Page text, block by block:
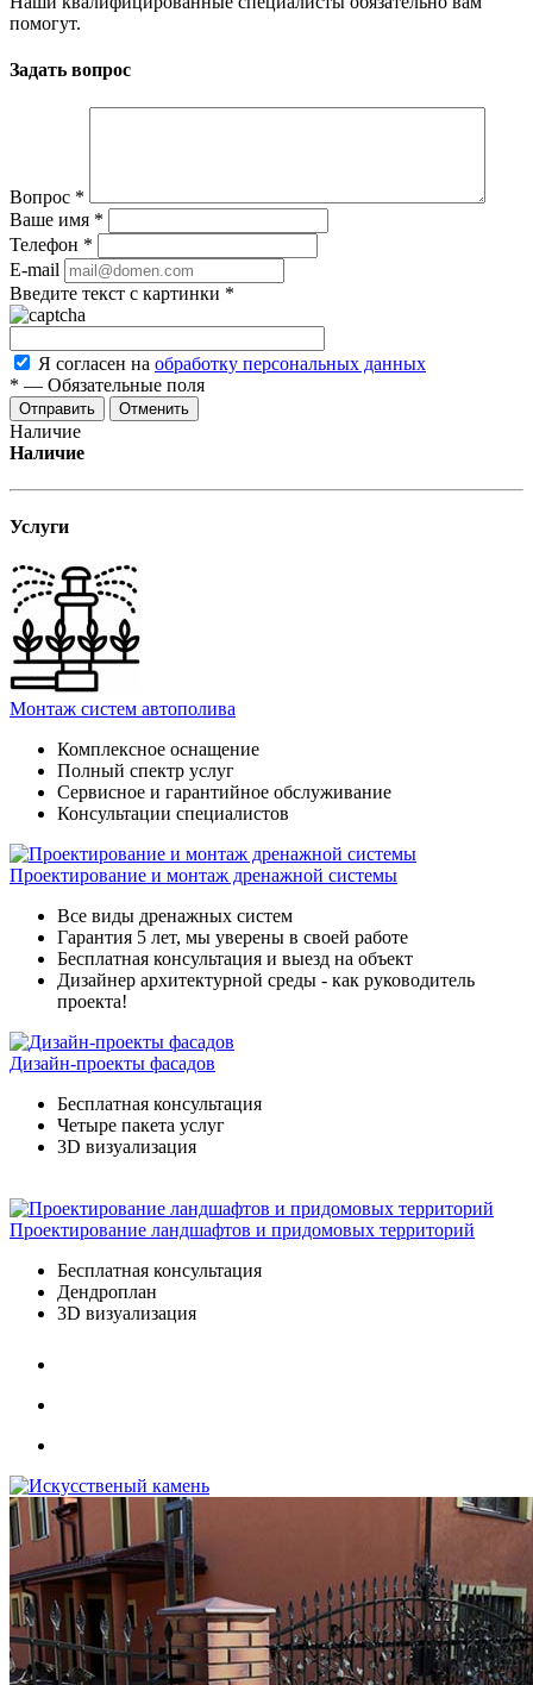
помогут.
Задать вопрос
Вопрос *
Ваше имя *
Телефон *
E-mail
Введите текст с картинки *
Я согласен на обработку персональных данных
* — Обязательные поля
Отменить
Наличие
Наличие
Услуги
Монтаж систем автополива
Комплексное оснащение
Полный спектр услуг
Сервисное и гарантийное обслуживание
Консультации специалистов
Проектирование и монтаж дренажной системы
Все виды дренажных систем
Гарантия 5 лет, мы уверены в своей работе
Бесплатная консультация и выезд на объект
Дизайнер архитектурной среды - как руководитель
проекта!
Дизайн-проекты фасадов
Бесплатная консультация
Четыре пакета услуг
3D визуализация
Проектирование ландшафтов и придомовых территорий
Бесплатная консультация
Дендроплан
3D визуализация